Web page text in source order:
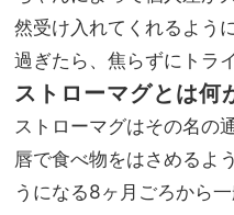
然受け入れてくれるよう
過ぎたら、焦らずにトラ
ストローマグとは何
ストローマグはその名の
唇で食べ物をはさめるよ
うになる8ヶ月ごろから